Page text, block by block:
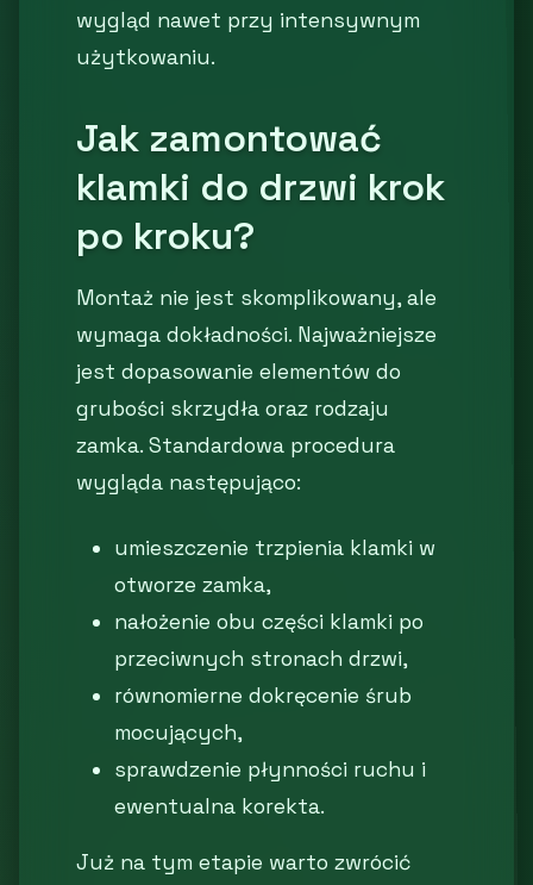
wygląd nawet przy intensywnym
użytkowaniu.
Jak zamontować
klamki do drzwi krok
po kroku?
Montaż nie jest skomplikowany, ale
wymaga dokładności. Najważniejsze
jest dopasowanie elementów do
grubości skrzydła oraz rodzaju
zamka. Standardowa procedura
wygląda następująco:
umieszczenie trzpienia klamki w
otworze zamka,
nałożenie obu części klamki po
przeciwnych stronach drzwi,
równomierne dokręcenie śrub
mocujących,
sprawdzenie płynności ruchu i
ewentualna korekta.
Już na tym etapie warto zwrócić